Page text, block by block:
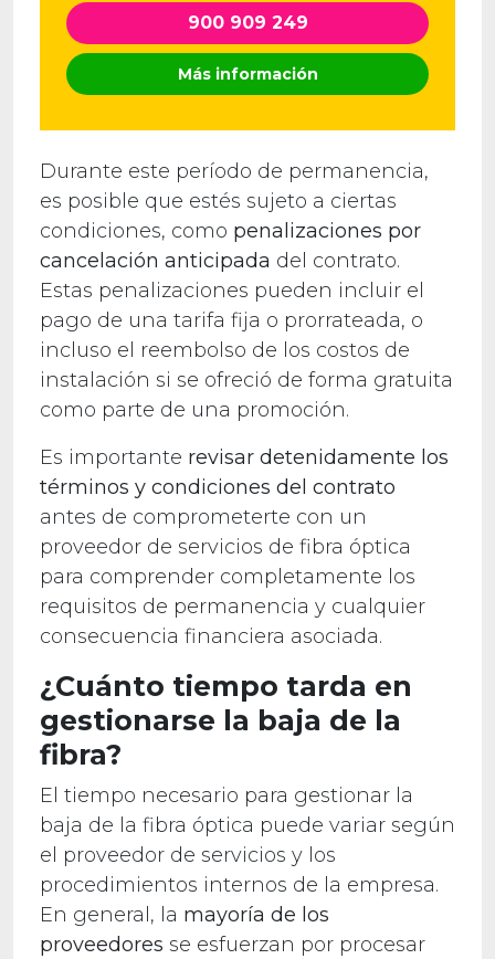
900 909 249
Más información
Durante este período de permanencia,
es posible que estés sujeto a ciertas
condiciones, como penalizaciones por
cancelación anticipada del contrato.
Estas penalizaciones pueden incluir el
pago de una tarifa fija o prorrateada, o
incluso el reembolso de los costos de
instalación si se ofreció de forma gratuita
como parte de una promoción.
Es importante revisar detenidamente los
términos y condiciones del contrato
antes de comprometerte con un
proveedor de servicios de fibra óptica
para comprender completamente los
requisitos de permanencia y cualquier
consecuencia financiera asociada.
¿Cuánto tiempo tarda en
gestionarse la baja de la
fibra?
El tiempo necesario para gestionar la
baja de la fibra óptica puede variar según
el proveedor de servicios y los
procedimientos internos de la empresa.
En general, la mayoría de los
proveedores se esfuerzan por procesar